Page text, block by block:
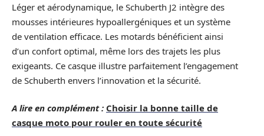
Léger et aérodynamique, le Schuberth J2 intègre des
mousses intérieures hypoallergéniques et un système
de ventilation efficace. Les motards bénéficient ainsi
d’un confort optimal, même lors des trajets les plus
exigeants. Ce casque illustre parfaitement l’engagement
de Schuberth envers l’innovation et la sécurité.
A lire en complément : Choisir la bonne taille de
casque moto pour rouler en toute sécurité